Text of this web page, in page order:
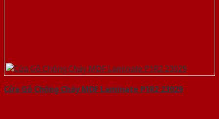
Cửa Gỗ Chống Cháy MDF Laminate P1R2 23029